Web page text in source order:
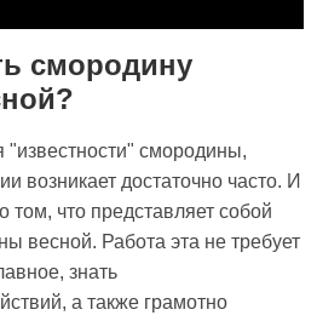
смородину
"известности" смородины,
возникает достаточно часто. И
том, что представляет собой
весной. Работа эта не требует
знать
а также грамотно